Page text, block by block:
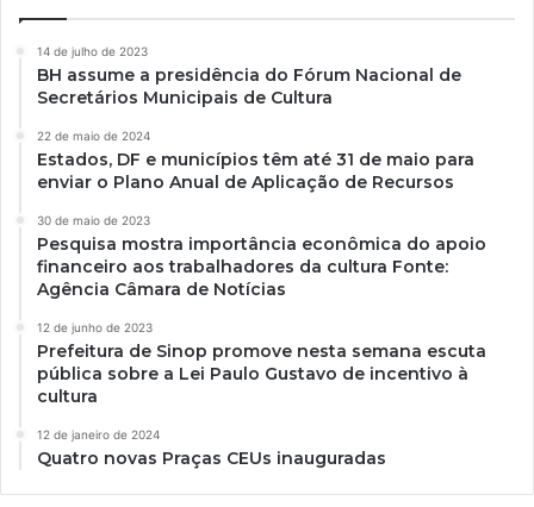
14 de julho de 2023
BH assume a presidência do Fórum Nacional de
Secretários Municipais de Cultura
22 de maio de 2024
Estados, DF e municípios têm até 31 de maio para
enviar o Plano Anual de Aplicação de Recursos
30 de maio de 2023
Pesquisa mostra importância econômica do apoio
financeiro aos trabalhadores da cultura Fonte:
Agência Câmara de Notícias
12 de junho de 2023
Prefeitura de Sinop promove nesta semana escuta
pública sobre a Lei Paulo Gustavo de incentivo à
cultura
12 de janeiro de 2024
Quatro novas Praças CEUs inauguradas